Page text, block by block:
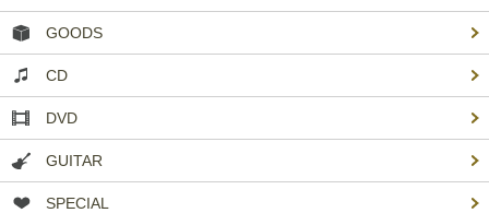
GOODS
CD
DVD
GUITAR
SPECIAL